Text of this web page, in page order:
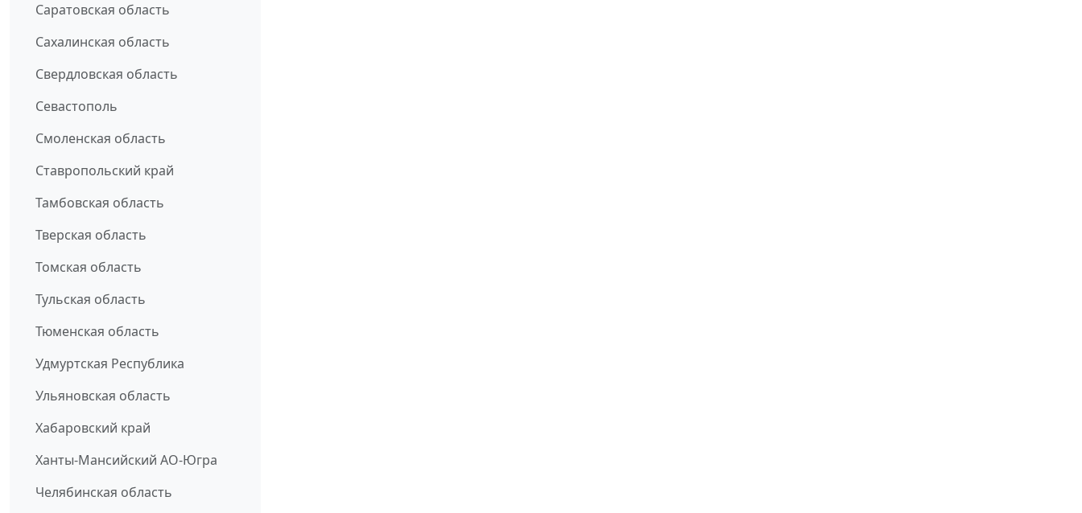
Саратовская область
Сахалинская область
Свердловская область
Севастополь
Смоленская область
Ставропольский край
Тамбовская область
Тверская область
Томская область
Тульская область
Тюменская область
Удмуртская Республика
Ульяновская область
Хабаровский край
Ханты-Мансийский АО-Югра
Челябинская область